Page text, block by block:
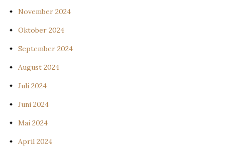
November 2024
Oktober 2024
September 2024
August 2024
Juli 2024
Juni 2024
Mai 2024
April 2024